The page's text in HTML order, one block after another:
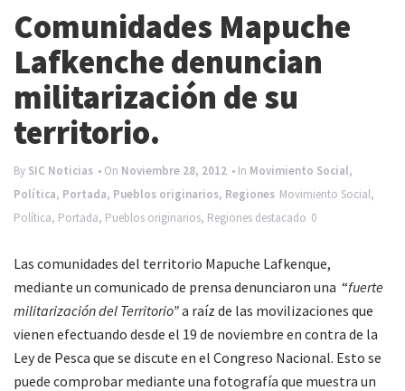
t
o
Comunidades Mapuche
Lafkenche denuncian
militarización de su
territorio.
By SIC Noticias • On Noviembre 28, 2012 • In Movimiento Social,
Política, Portada, Pueblos originarios, Regiones Movimiento Social,
Política, Portada, Pueblos originarios, Regiones destacado 0
Las comunidades del territorio Mapuche Lafkenque,
mediante un comunicado de prensa denunciaron una “fuerte
militarización del Territorio”a raíz de las movilizaciones que
vienen efectuando desde el 19 de noviembre en contra de la
Ley de Pesca que se discute en el Congreso Nacional. Esto se
puede comprobar mediante una fotografía que muestra un